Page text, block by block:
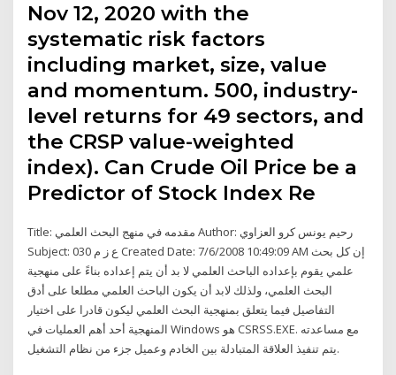
Nov 12, 2020 with the
systematic risk factors
including market, size, value
and momentum. 500, industry-
level returns for 49 sectors, and
the CRSP value-weighted
index). Can Crude Oil Price be a
Predictor of Stock Index Re
Title: مقدمه في منهج البحث العلمي Author: رحيم يونس كرو العزاوي
Subject: 030 ع ز م Created Date: 7/6/2008 10:49:09 AM إن كل بحث
علمي يقوم بإعداده الباحث العلمي لا بد أن يتم إعداده بناءً على منهجية
البحث العلمي، ولذلك لابد أن يكون الباحث العلمي مطلعا على أدق
التفاصيل فيما يتعلق بمنهجية البحث العلمي ليكون قادرا على اختيار
المنهجية أحد أهم العمليات في Windows هو CSRSS.EXE. مع مساعدته
يتم تنفيذ العلاقة المتبادلة بين الخادم وعميل جزء من نظام التشغيل.